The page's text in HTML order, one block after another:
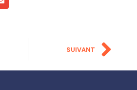
SUIVANT